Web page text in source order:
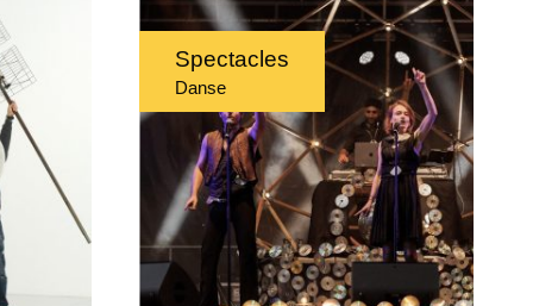
Spectacles
Danse